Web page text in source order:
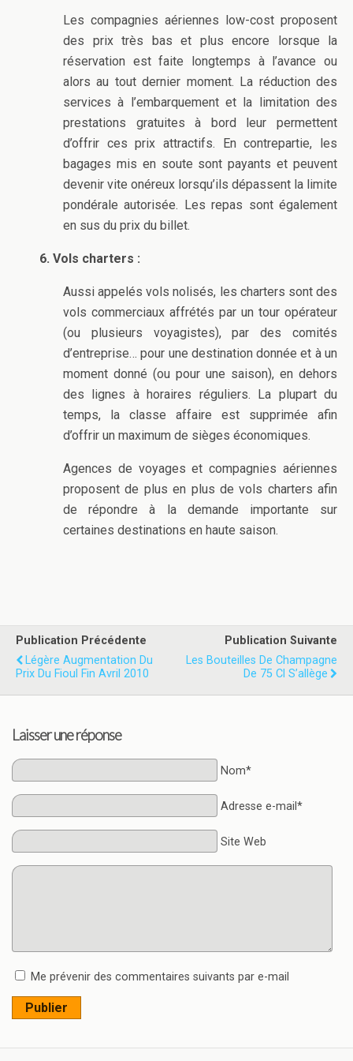
Les compagnies aériennes low-cost proposent
des prix très bas et plus encore lorsque la
réservation est faite longtemps à l’avance ou
alors au tout dernier moment. La réduction des
services à l’embarquement et la limitation des
prestations gratuites à bord leur permettent
d’offrir ces prix attractifs. En contrepartie, les
bagages mis en soute sont payants et peuvent
devenir vite onéreux lorsqu’ils dépassent la limite
pondérale autorisée. Les repas sont également
en sus du prix du billet.
6. Vols charters :
Aussi appelés vols nolisés, les charters sont des
vols commerciaux affrétés par un tour opérateur
(ou plusieurs voyagistes), par des comités
d’entreprise… pour une destination donnée et à un
moment donné (ou pour une saison), en dehors
des lignes à horaires réguliers. La plupart du
temps, la classe affaire est supprimée afin
d’offrir un maximum de sièges économiques.
Agences de voyages et compagnies aériennes
proposent de plus en plus de vols charters afin
de répondre à la demande importante sur
certaines destinations en haute saison.
Publication Précédente
Légère Augmentation Du
Prix Du Fioul Fin Avril 2010
Publication Suivante
Les Bouteilles De Champagne
De 75 Cl S’allège
Laisser une réponse
Nom*
Adresse e-mail*
Site Web
Me prévenir des commentaires suivants par e-mail
Publier